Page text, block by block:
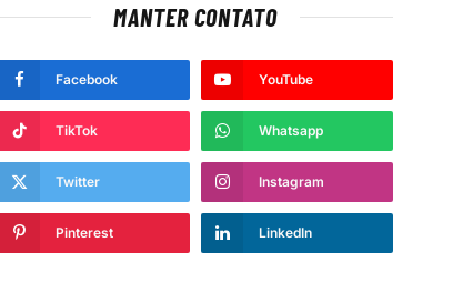
MANTER CONTATO
Facebook YouTube
TikTok Whatsapp
Twitter Instagram
Pinterest LinkedIn